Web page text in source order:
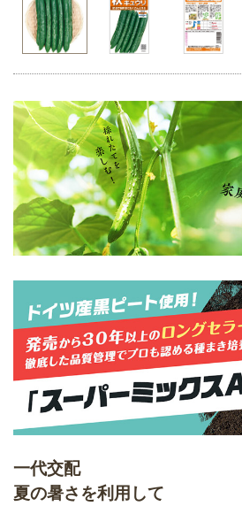
一代交配
夏の暑さを利用して